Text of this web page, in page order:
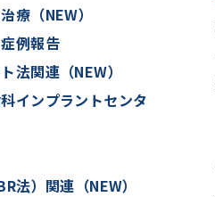
療（NEW）
例報告
法関連（NEW）
インプラントセンタ
法）関連（NEW）